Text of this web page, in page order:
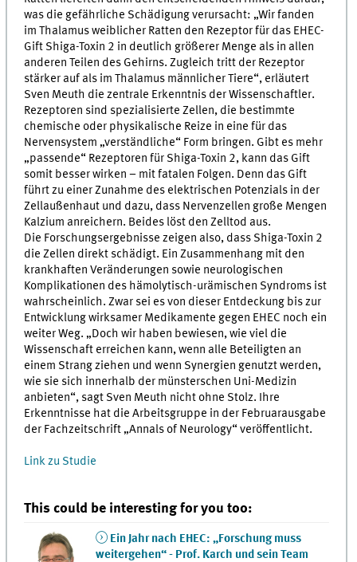
was die gefährliche Schädigung verursacht: „Wir fanden
im Thalamus weiblicher Ratten den Rezeptor für das EHEC-
Gift Shiga-Toxin 2 in deutlich größerer Menge als in allen
anderen Teilen des Gehirns. Zugleich tritt der Rezeptor
stärker auf als im Thalamus männlicher Tiere“, erläutert
Sven Meuth die zentrale Erkenntnis der Wissenschaftler.
Rezeptoren sind spezialisierte Zellen, die bestimmte
chemische oder physikalische Reize in eine für das
Nervensystem „verständliche“ Form bringen. Gibt es mehr
„passende“ Rezeptoren für Shiga-Toxin 2, kann das Gift
somit besser wirken – mit fatalen Folgen. Denn das Gift
führt zu einer Zunahme des elektrischen Potenzials in der
Zellaußenhaut und dazu, dass Nervenzellen große Mengen
Kalzium anreichern. Beides löst den Zelltod aus.
Die Forschungsergebnisse zeigen also, dass Shiga-Toxin 2
die Zellen direkt schädigt. Ein Zusammenhang mit den
krankhaften Veränderungen sowie neurologischen
Komplikationen des hämolytisch-urämischen Syndroms ist
wahrscheinlich. Zwar sei es von dieser Entdeckung bis zur
Entwicklung wirksamer Medikamente gegen EHEC noch ein
weiter Weg. „Doch wir haben bewiesen, wie viel die
Wissenschaft erreichen kann, wenn alle Beteiligten an
einem Strang ziehen und wenn Synergien genutzt werden,
wie sie sich innerhalb der münsterschen Uni-Medizin
anbieten“, sagt Sven Meuth nicht ohne Stolz. Ihre
Erkenntnisse hat die Arbeitsgruppe in der Februarausgabe
der Fachzeitschrift „Annals of Neurology“ veröffentlicht.
Link zu Studie
This could be interesting for you too:
Ein Jahr nach EHEC: „Forschung muss
weitergehen“ - Prof. Karch und sein Team